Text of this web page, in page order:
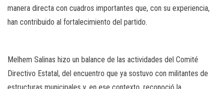
manera directa con cuadros importantes que, con su experiencia,
han contribuido al fortalecimiento del partido.
Melhem Salinas hizo un balance de las actividades del Comité
Directivo Estatal, del encuentro que ya sostuvo con militantes de